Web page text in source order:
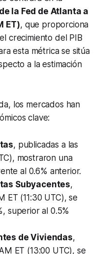
la Fed de Atlanta a
ET), que proporciona
crecimiento del PIB
esta métrica se sitúa
a la estimación
los mercados han
clave:
, publicadas a las
mostraron una
al 0.6% anterior.
Subyacentes,
ET (11:30 UTC), se
superior al 0.5%
de Viviendas,
ET (13:00 UTC), se